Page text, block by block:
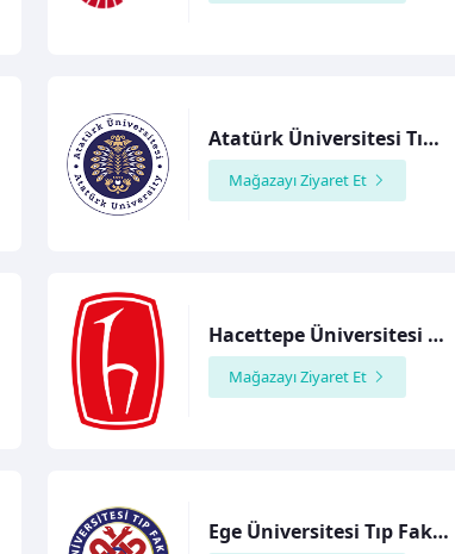
Atatürk Üniversitesi Tıp Fakültesi
Mağazayı Ziyaret Et
Hacettepe Üniversitesi Tıp Fakültesi
Mağazayı Ziyaret Et
Ege Üniversitesi Tıp Fakültesi